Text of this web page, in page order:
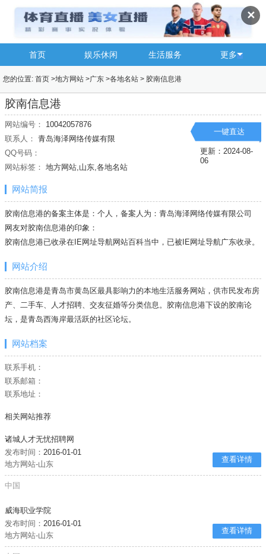
✕
首页 娱乐休闲 生活服务 更多
您的位置: 首页 >地方网站 >广东 >各地名站 > 胶南信息港
胶南信息港
网站编号：
10042057876
联系人： 青岛海泽网络传媒有限
QQ号码：
网站标签： 地方网站,山东,各地名站
一键直达
更新：2024-08-
06
网站简报
胶南信息港的备案主体是：个人，备案人为：青岛海泽网络传媒有限公司
网友对胶南信息港的印象：
胶南信息港已收录在IE网址导航网站百科当中，已被IE网址导航广东收录。
网站介绍
胶南信息港是青岛市黄岛区最具影响力的本地生活服务网站，供市民发布房
产、二手车、人才招聘、交友征婚等分类信息。胶南信息港下设的胶南论
坛，是青岛西海岸最活跃的社区论坛。
网站档案
联系手机：
联系邮箱：
联系地址：
相关网站推荐
诸城人才无忧招聘网
发布时间：2016-01-01
地方网站-山东
查看详情
中国
威海职业学院
发布时间：2016-01-01
地方网站-山东
查看详情